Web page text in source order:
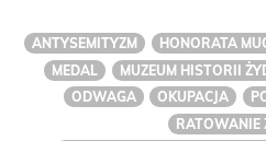
ANTYSEMITYZM HONORATA
MEDAL
MUZEUM HISTORII
ODWAGA
OKUPACJA
RATOWANIE